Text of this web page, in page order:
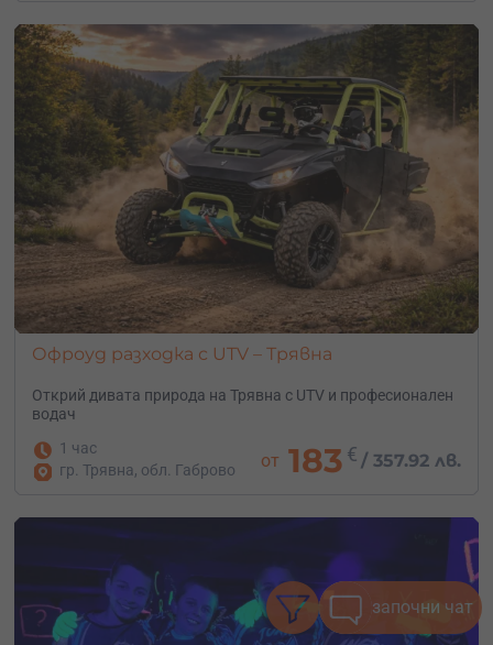
Офроуд разходка с UTV – Трявна
Открий дивата природа на Трявна с UTV и професионален
водач
1 час
гр. Трявна, обл. Габрово
от 183 € /357.92 лв.
започни чат